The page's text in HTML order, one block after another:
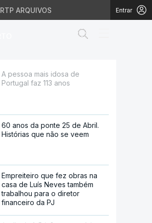
RTP ARQUIVOS Entrar
A pessoa mais idosa de
Portugal faz 113 anos
60 anos da ponte 25 de Abril.
Histórias que não se veem
Empreiteiro que fez obras na
casa de Luís Neves também
trabalhou para o diretor
financeiro da PJ